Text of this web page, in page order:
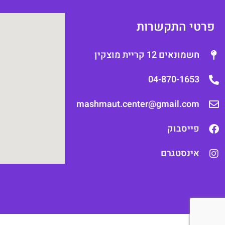
פרטי התקשרות
חשמונאים 12 קריית מוצקין
04-870-1653
mashmaut.center@gmail.com
פייסבוק
אינסטגרם